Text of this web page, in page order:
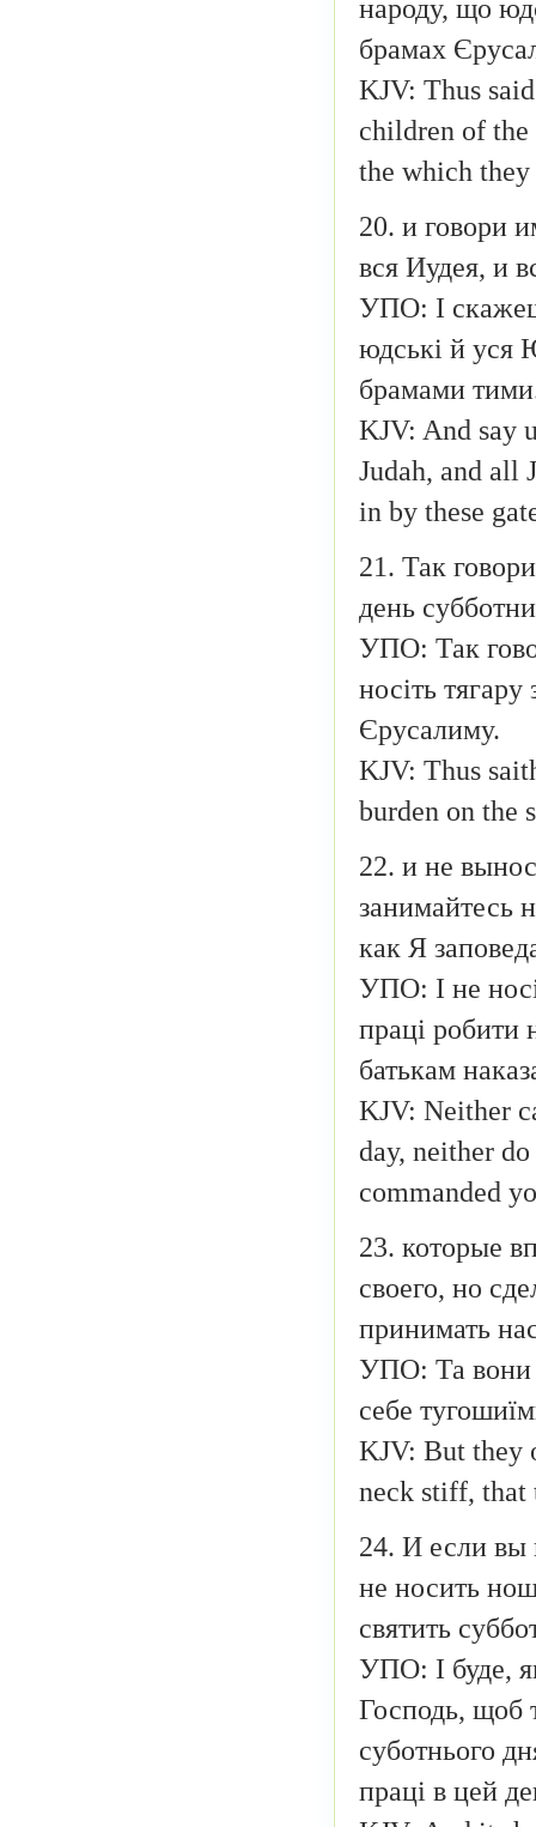
народу, що
брамах
KJV: Thus
children of the
the which
20. и говори
вся Иудея, и
УПО: І
юдські й уся
брамами
KJV: And say
Judah, and all
in by these
21. Так
день
УПО: Так
носіть
Єрусалиму.
KJV: Thus
burden on the
22. и не
занимайтесь
как Я
УПО: І не
праці робити
батькам
KJV: Neither
day, neither
commanded
23. которые
своего, но
принимать
УПО: Та вони
себе
KJV: But they
neck stiff, that
24. И если вы
не носить
святить
УПО: І буде,
Господь, щоб
суботнього
праці в цей